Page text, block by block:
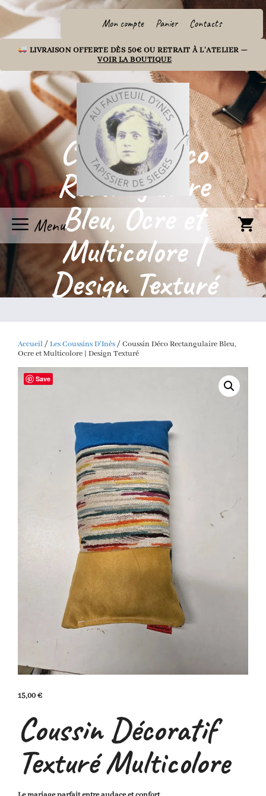
Aller
au
Mon compte Panier Contacts
LIVRAISON OFFERTE DÈS 50€ OU RETRAIT À L'ATELIER —
VOIR LA BOUTIQUE
Menu
Coussin Déco
Rectangulaire
Bleu, Ocre et
Multicolore |
Design Texturé
Accueil/Les Coussins D'Inès/ Coussin Déco Rectangulaire Bleu,
Ocre et Multicolore | Design Texturé
Save
15,00€
Coussin Décoratif
Texturé Multicolore